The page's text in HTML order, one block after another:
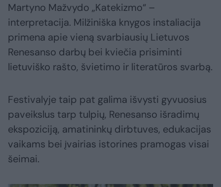
Martyno Mažvydo „Katekizmo“ –
interpretacija. Milžiniška knygos instaliacija
primena apie vieną svarbiausių Lietuvos
Renesanso darbų bei kviečia prisiminti
lietuviško rašto, švietimo ir literatūros svarbą.
Festivalyje taip pat galima išvysti gyvuosius
paveikslus tarp tulpių, Renesanso išradimų
ekspoziciją, amatininkų dirbtuves, edukacijas
vaikams bei įvairias istorines pramogas visai
šeimai.